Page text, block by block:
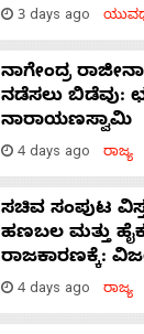
3 days ago
ನಾಗೇಂದ್ರ
ನಡೆಸಲು ಬಿಡೆವು:
ನಾರಾಯಣಸ್ವಾಮಿ
4 days ago ರಾಜ್ಯ
ಸಚಿವ ಸಂಪುಟ
ಹಣಬಲ ಮತ್ತು
ರಾಜಕಾರಣಕ್ಕೆ:
4 days ago ರಾಜ್ಯ